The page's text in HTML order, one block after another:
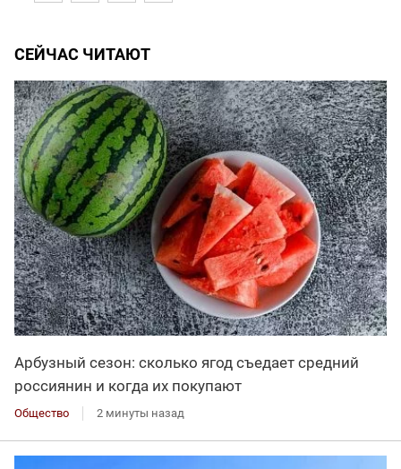
СЕЙЧАС ЧИТАЮТ
Арбузный сезон: сколько ягод съедает средний
россиянин и когда их покупают
Общество 2 минуты назад